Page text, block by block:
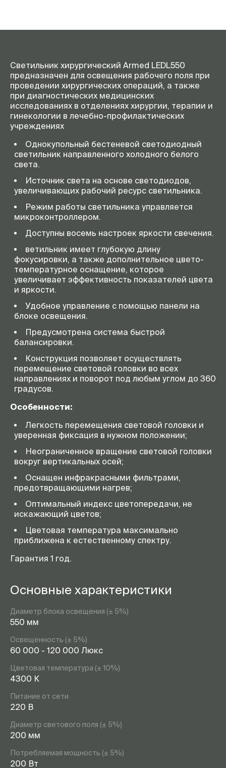
Светильник хирургический Armed LEDL550
предназначен для освещения рабочего поля при
проведении хирургических операций, а также
при диагностических медицинских
исследованиях в отделениях хирургии, терапии и
гинекологии в лечебно-профилактических
учреждениях
Однокупольный бестеневой светодиодный
светильник направленного холодного белого
света.
Источник света на основе светодиодов,
увеличивающих рабочий ресурс светильника.
Режим работы светильника управляется
микроконтроллером.
Доступны восемь настроек яркости свечения.
ветильник имеет глубокую длину
фокусировки, а также дополнительное цвето-
температурное оснащение, которое
увеличивает эффективность показателей цвета
и яркости.
Удобное управление с помощью панели на
блоке освещения.
Предусмотрена система быстрой
балансировки.
Конструкция позволяет осуществлять
перемещение световой головки во всех
направлениях и поворот под любым углом до 360
градусов.
Особенности:
Легкость перемещения световой головки и
уверенная фиксация в нужном положении;
Неограниченное вращение световой головки
вокруг вертикальных осей;
Оснащен инфракрасными фильтрами,
предотвращающими нагрев;
Оптимальный индекс цветопередачи, не
искажающий цветов;
Цветовая температура максимально
приближена к естественному спектру.
Гарантия 1 год.
Основные характеристики
Диаметр блока освещения (± 5%)
550 мм
Освещенность (± 5%)
60 000 - 120 000 Люкс
Цветовая температура (± 10%)
4300 К
Питание от сети
220 В
Диаметр светового поля (± 5%)
200 мм
Потребляемая мощность (± 5%)
200 Вт